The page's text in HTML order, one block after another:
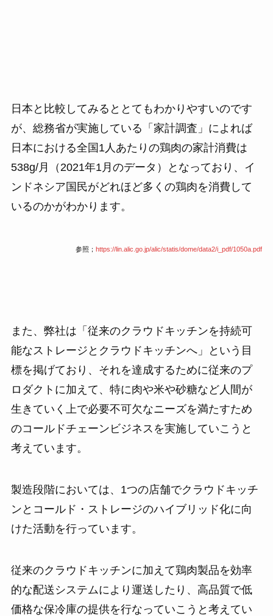
日本と比較してみるととてもわかりやすいのです
が、総務省が実施している「家計調査」によれば
日本における全国1人あたりの鶏肉の家計消費は
538g/月（2021年1月のデータ）となっており、イ
ンドネシア国民がどれほど多くの鶏肉を消費して
いるのかがわかります。
参照； https://lin.alic.go.jp/alic/statis/dome/data2/i_pdf/1050a.pdf
また、弊社は「従来のクラウドキッチンを持続可
能なストレージとクラウドキッチンへ」という目
標を掲げており、それを達成するために従来のプ
ロダクトに加えて、特に肉や米や砂糖など人間が
生きていく上で必要不可欠なニーズを満たすため
のコールドチェーンビジネスを実施していこうと
考えています。
製造段階においては、1つの店舗でクラウドキッチ
ンとコールド・ストレージのハイブリッド化に向
けた活動を行っています。
従来のクラウドキッチンに加えて鶏肉製品を効率
的な配送システムにより運送したり、高品質で低
価格な保冷庫の提供を行なっていこうと考えてい